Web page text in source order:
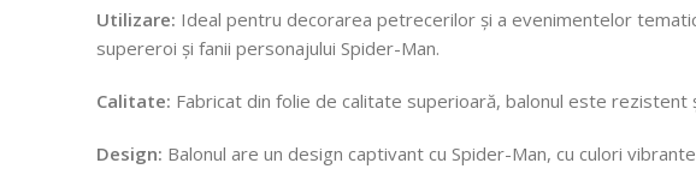
Utilizare: Ideal pentru decorarea petrecerilor și a evenimentelor
supereroi și fanii personajului Spider-Man.
Calitate: Fabricat din folie de calitate superioară, balonul este
Design: Balonul are un design captivant cu Spider-Man, cu culori